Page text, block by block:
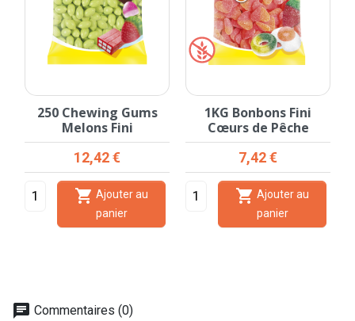
250 Chewing Gums
Melons Fini
Prix
12,42 €
 Ajouter au
panier
1KG Bonbons Fini
Cœurs de Pêche
Prix
7,42 €
 Ajouter au
panier
chat Commentaires (0)